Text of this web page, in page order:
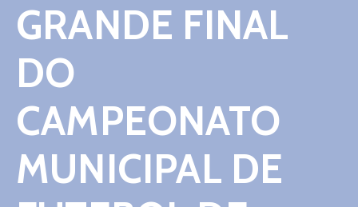
IPTU
Ouvidoria
Contato
GRANDE FINAL
DO
CAMPEONATO
MUNICIPAL DE